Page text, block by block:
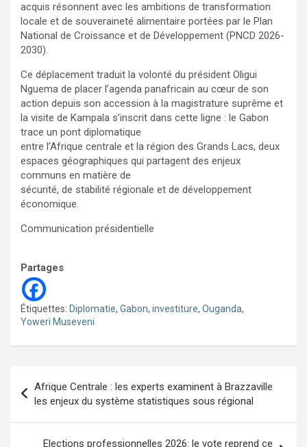
acquis résonnent avec les ambitions de transformation
locale et de souveraineté alimentaire portées par le Plan
National de Croissance et de Développement (PNCD 2026-
2030).
Ce déplacement traduit la volonté du président Oligui
Nguema de placer l’agenda panafricain au cœur de son
action depuis son accession à la magistrature suprême et
la visite de Kampala s’inscrit dans cette ligne : le Gabon
trace un pont diplomatique
entre l’Afrique centrale et la région des Grands Lacs, deux
espaces géographiques qui partagent des enjeux
communs en matière de
sécurité, de stabilité régionale et de développement
économique.
Communication présidentielle
Partages
Étiquettes: Diplomatie, Gabon, investiture, Ouganda,
Yoweri Museveni
de
l’article
Afrique Centrale : les experts examinent à Brazzaville
les enjeux du système statistiques sous régional
Elections professionnelles 2026: le vote reprend ce